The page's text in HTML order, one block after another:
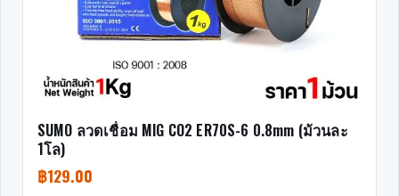
SUMO ลวดเชื่อม MIG CO2 ER70S-6 0.8mm (ม้วนละ
1โล)
฿129.00